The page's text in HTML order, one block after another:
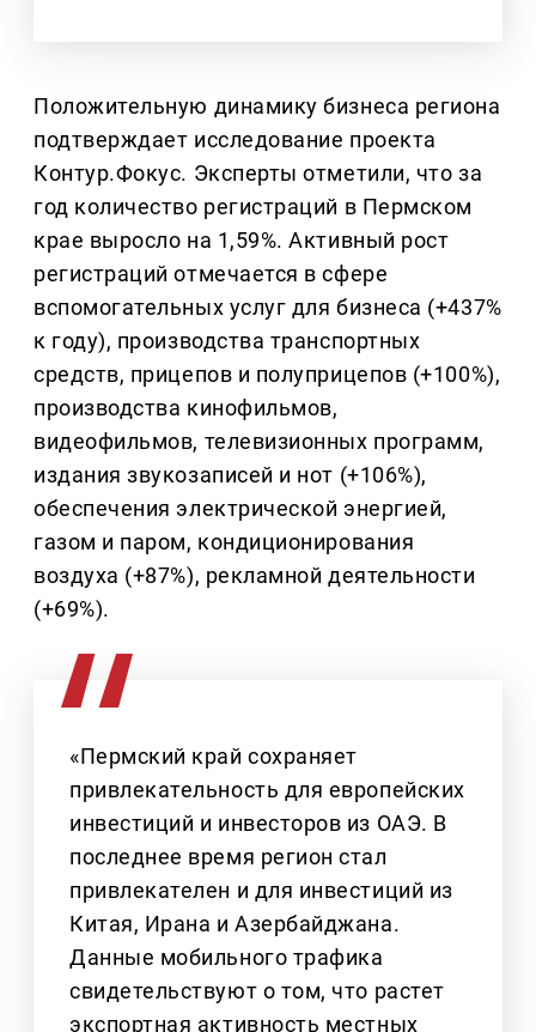
Положительную динамику бизнеса региона
подтверждает исследование проекта
Контур.Фокус. Эксперты отметили, что за
год количество регистраций в Пермском
крае выросло на 1,59%. Активный рост
регистраций отмечается в сфере
вспомогательных услуг для бизнеса (+437%
к году), производства транспортных
средств, прицепов и полуприцепов (+100%),
производства кинофильмов,
видеофильмов, телевизионных программ,
издания звукозаписей и нот (+106%),
обеспечения электрической энергией,
газом и паром, кондиционирования
воздуха (+87%), рекламной деятельности
(+69%).
«Пермский край сохраняет
привлекательность для европейских
инвестиций и инвесторов из ОАЭ. В
последнее время регион стал
привлекателен и для инвестиций из
Китая, Ирана и Азербайджана.
Данные мобильного трафика
свидетельствуют о том, что растет
экспортная активность местных